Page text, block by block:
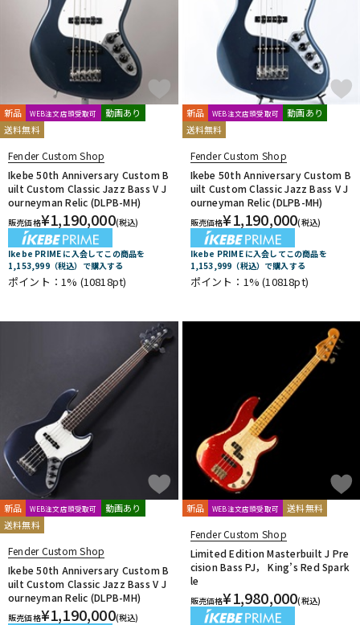
新品 WEB注文店頭受取可
動画あり
送料無料
Fender Custom Shop
Ikebe 50th Anniversary Custom B
uilt Custom Classic Jazz Bass V J
ourneyman Relic (DLPB-MH)
販売価格¥1,190,000(税込)
Ikebe PRIME に入会してこの商品を
1,153,999（税込）で購入する
ポイント：1% (10818pt)
新品 WEB注文店頭受取可
動画あり
送料無料
Fender Custom Shop
Ikebe 50th Anniversary Custom B
uilt Custom Classic Jazz Bass V J
ourneyman Relic (DLPB-MH)
販売価格¥1,190,000(税込)
Ikebe PRIME に入会してこの商品を
1,153,999（税込）で購入する
ポイント：1%(10818pt)
新品 WEB注文店頭受取可
動画あり
送料無料
Fender Custom Shop
Ikebe 50th Anniversary Custom B
uilt Custom Classic Jazz Bass V J
ourneyman Relic (DLPB-MH)
販売価格¥1,190,000(税込)
新品 WEB注文店頭受取可 送料無料
Fender Custom Shop
Limited Edition Masterbuilt J Pre
cision Bass PJ， King’s Red Spark
le
販売価格¥1,980,000(税込)